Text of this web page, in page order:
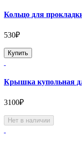
Кольцо для
530₽
Купить
Крышка купольная
3100₽
Нет в наличии